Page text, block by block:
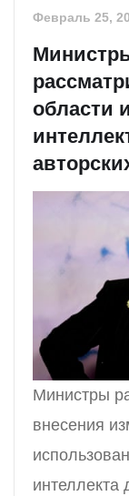
Февраль 25,
области
Министры
внесения
интеллекта